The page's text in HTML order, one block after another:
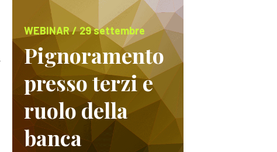
WEBINAR / 29 settembre
Pignoramento
presso terzi e
ruolo della
banca